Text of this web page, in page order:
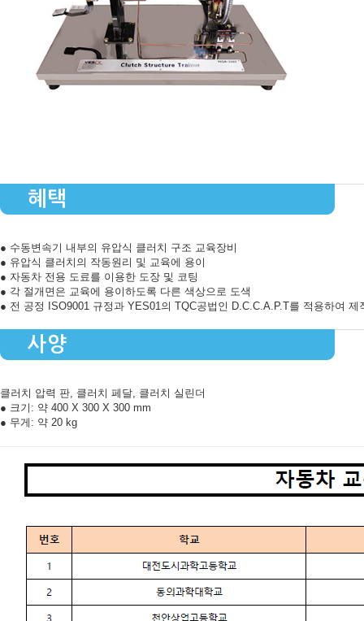
혜택
● 수동변속기 내부의 유압식 클러치 구조 교육장비
● 유압식 클러치의 작동원리 및 교육에 용이
● 자동차 전용 도료를 이용한 도장 및 코팅
● 각 절개면은 교육에 용이하도록 다른 색상으로 도색
● 전 공정 ISO9001 규정과 YES01의 TQC공법인 D.C.C.A.P.T를 적용하여 제
사양
클러치 압력 판, 클러치 페달, 클러치 실린더
● 크기: 약 400 X 300 X 300 mm
● 무게: 약 20 kg